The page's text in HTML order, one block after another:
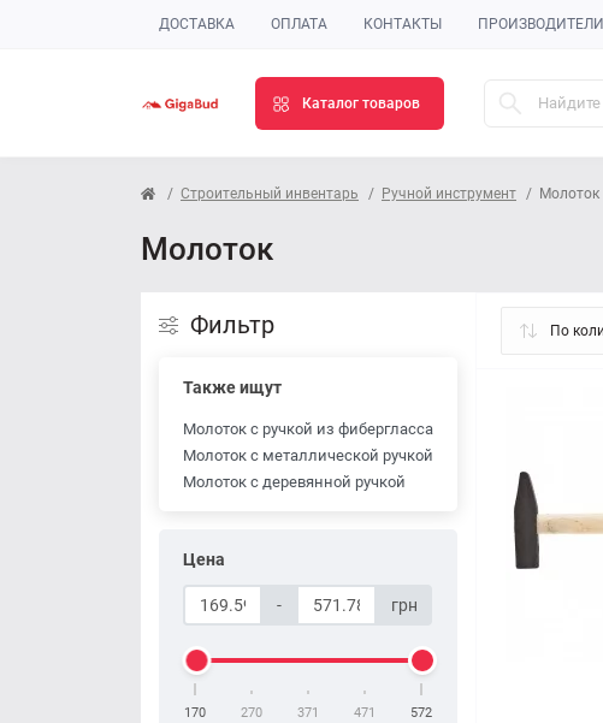
ДОСТАВКА ОПЛАТА КОНТАКТЫ ПРОИЗВОДИТЕЛИ
Каталог товаров
Строительный инвентарь Ручной инструмент Молоток
Молоток
Фильтр
Также ищут
Молоток с ручкой из фибергласса
Молоток с металлической ручкой
Молоток с деревянной ручкой
Цена
- грн
170 270 371 471 572